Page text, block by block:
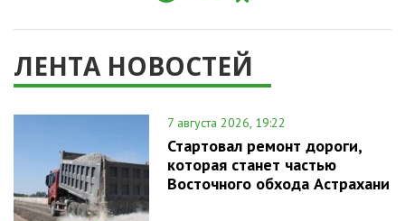
ЛЕНТА НОВОСТЕЙ
7 августа 2026, 19:22
Стартовал ремонт дороги,
которая станет частью
Восточного обхода Астрахани